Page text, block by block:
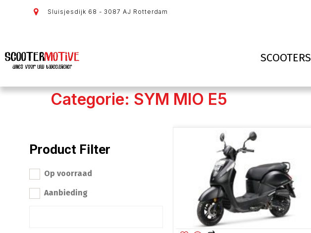
Sluisjesdijk 68 - 3087 AJ Rotterdam
SCOOTERS
Categorie: SYM MIO E5
Product Filter
Op voorraad
Aanbieding